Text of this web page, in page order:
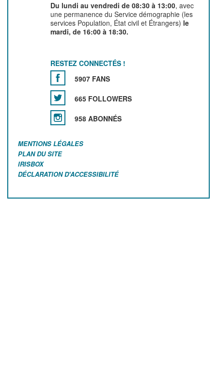
Du lundi au vendredi de 08:30 à 13:00, avec
une permanence du Service démographie (les
services Population, État civil et Étrangers) le
mardi, de 16:00 à 18:30.
RESTEZ CONNECTÉS !
5907 FANS
665 FOLLOWERS
958 ABONNÉS
MENTIONS LÉGALES
PLAN DU SITE
IRISBOX
DÉCLARATION D'ACCESSIBILITÉ